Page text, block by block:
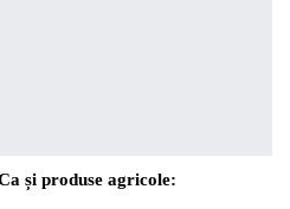
și produse agricole: